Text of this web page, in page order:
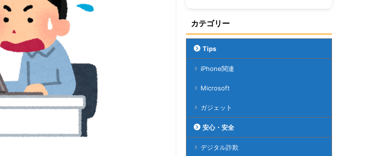
カテゴリー
Tips
iPhone関連
Microsoft
ガジェット
安心・安全
デジタル詐欺